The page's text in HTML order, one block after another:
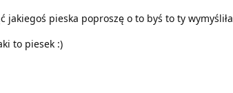
pieska poproszę o to byś to ty
to piesek :)